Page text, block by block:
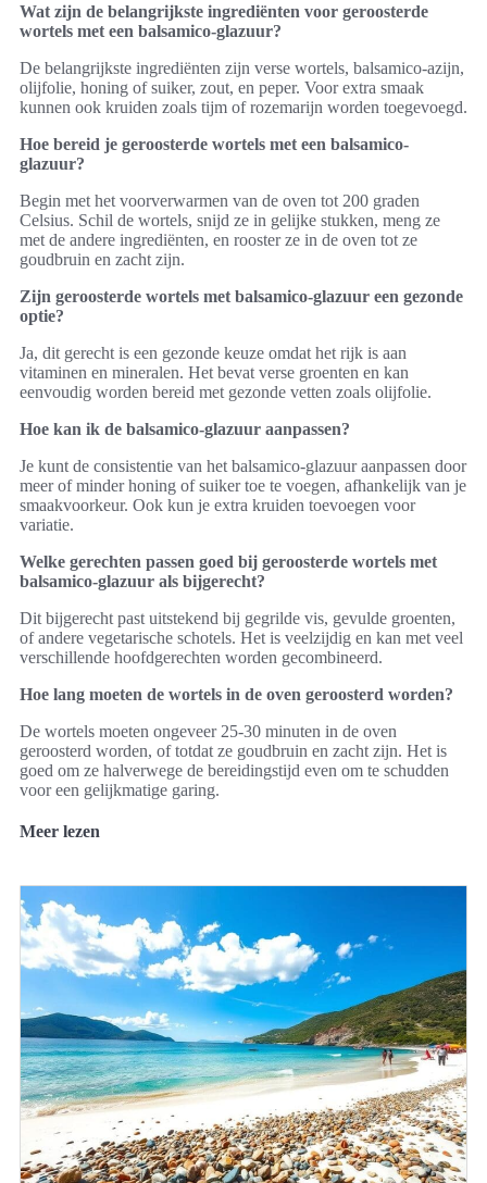
Wat zijn de belangrijkste ingrediënten voor geroosterde
wortels met een balsamico-glazuur?
De belangrijkste ingrediënten zijn verse wortels, balsamico-azijn,
olijfolie, honing of suiker, zout, en peper. Voor extra smaak
kunnen ook kruiden zoals tijm of rozemarijn worden toegevoegd.
Hoe bereid je geroosterde wortels met een balsamico-
glazuur?
Begin met het voorverwarmen van de oven tot 200 graden
Celsius. Schil de wortels, snijd ze in gelijke stukken, meng ze
met de andere ingrediënten, en rooster ze in de oven tot ze
goudbruin en zacht zijn.
Zijn geroosterde wortels met balsamico-glazuur een gezonde
optie?
Ja, dit gerecht is een gezonde keuze omdat het rijk is aan
vitaminen en mineralen. Het bevat verse groenten en kan
eenvoudig worden bereid met gezonde vetten zoals olijfolie.
Hoe kan ik de balsamico-glazuur aanpassen?
Je kunt de consistentie van het balsamico-glazuur aanpassen door
meer of minder honing of suiker toe te voegen, afhankelijk van je
smaakvoorkeur. Ook kun je extra kruiden toevoegen voor
variatie.
Welke gerechten passen goed bij geroosterde wortels met
balsamico-glazuur als bijgerecht?
Dit bijgerecht past uitstekend bij gegrilde vis, gevulde groenten,
of andere vegetarische schotels. Het is veelzijdig en kan met veel
verschillende hoofdgerechten worden gecombineerd.
Hoe lang moeten de wortels in de oven geroosterd worden?
De wortels moeten ongeveer 25-30 minuten in de oven
geroosterd worden, of totdat ze goudbruin en zacht zijn. Het is
goed om ze halverwege de bereidingstijd even om te schudden
voor een gelijkmatige garing.
Meer lezen